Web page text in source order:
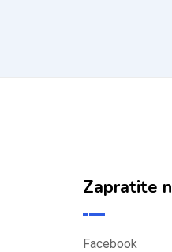
Zapratite
Facebook